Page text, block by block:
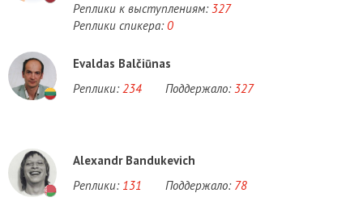
Реплики к выступлениям: 327
Реплики спикера: 0
Evaldas Balčiūnas
Реплики: 234 Поддержало: 327
Alexandr Bandukevich
Реплики: 131 Поддержало: 78